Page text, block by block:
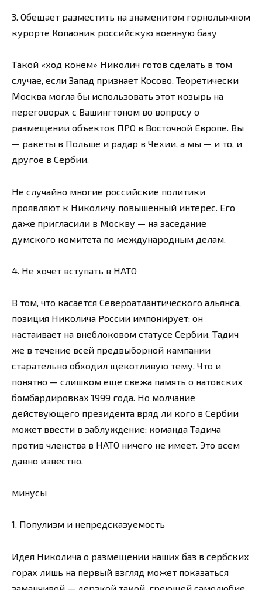
3. Обещает разместить на знаменитом горнолыжном
курорте Копаоник российскую военную базу
Такой «ход конем» Николич готов сделать в том
случае, если Запад признает Косово. Теоретически
Москва могла бы использовать этот козырь на
переговорах с Вашингтоном во вопросу о
размещении объектов ПРО в Восточной Европе. Вы
— ракеты в Польше и радар в Чехии, а мы — и то, и
другое в Сербии.
Не случайно многие российские политики
проявляют к Николичу повышенный интерес. Его
даже пригласили в Москву — на заседание
думского комитета по международным делам.
4. Не хочет вступать в НАТО
В том, что касается Североатлантического альянса,
позиция Николича России импонирует: он
настаивает на внеблоковом статусе Сербии. Тадич
же в течение всей предвыборной кампании
старательно обходил щекотливую тему. Что и
понятно — слишком еще свежа память о натовских
бомбардировках 1999 года. Но молчание
действующего президента вряд ли кого в Сербии
может ввести в заблуждение: команда Тадича
против членства в НАТО ничего не имеет. Это всем
давно известно.
минусы
1. Популизм и непредсказуемость
Идея Николича о размещении наших баз в сербских
горах лишь на первый взгляд может показаться
заманчивой — дерзкой такой, греющей самолюбие.